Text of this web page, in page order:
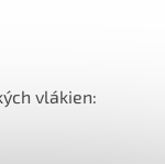
vlákien: